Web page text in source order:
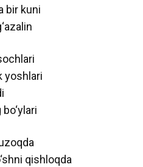
bir kuni
yoshlari
qishloqda